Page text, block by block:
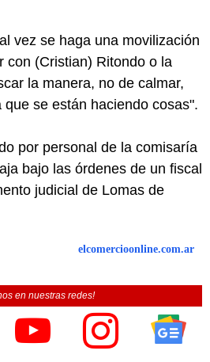
vez se haga una movilización
con (Cristian) Ritondo o la
la manera, no de calmar,
se están haciendo cosas".
por personal de la comisaría
bajo las órdenes de un fiscal
judicial de Lomas de
elcomercioonline.com.ar
en nuestras redes!